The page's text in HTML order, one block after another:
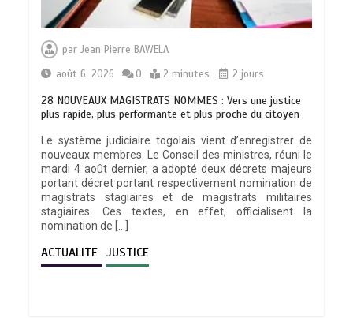
parJean Pierre BAWELA
août 6, 2026
0 2 minutes 2 jours
28 NOUVEAUX MAGISTRATS NOMMES : Vers une justice
plus rapide, plus performante et plus proche du citoyen
Le système judiciaire togolais vient d’enregistrer de
nouveaux membres. Le Conseil des ministres, réuni le
mardi 4 août dernier, a adopté deux décrets majeurs
portant décret portant respectivement nomination de
magistrats stagiaires et de magistrats militaires
stagiaires. Ces textes, en effet, officialisent la
nomination de […]
ACTUALITE JUSTICE